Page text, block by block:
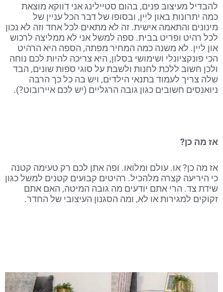
להבדיל מעיצוב פנים, בהום סטיילינג אני דווקא מוצאת
כמה יתרונות באון ליין, ובסופו של דבר הכל עניין של
מינונים והתאמה אישית. זה לא מתאים לכל אחד וזה לא נכון
לכל רהיט ופריט בבית. ספה למשל אני לא ממליצה לרכוש
און ליין. לא משנה כמה המחיר מפתה, הספה היא הרהיט
הכי פונקציונלי ושימושי בסלון, היא צריכה להיות לכם נוחה
ולכן חשוב ללכת לחנות ולשבת על סוגי ספות שונים, הבד
שלה צריך לעמוד בתנאי הילדים, ויש בה כל כך הרבה
ניואנסים חשובים כגון גובה הרגליים (יש לכם איירובוט?).
אז מה כן?
אז מה כן? או. עולם ומלואו. ופה אתן לכם רק טעימה קטנה
כי היריעה קצרה מלהכיל. רהיטים קבועים קטנים למשל כגון
שידת צד. הרי אתם יודעים מה גובה המיטה, האם אתם
זקוקים למגירות או לא, ומה הסגנון העיצובי של החדר.